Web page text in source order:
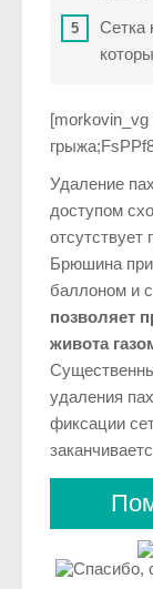
Сетка
Удаление
доступом
Брюшина
баллоном и
позволяет
живота
удаления
фиксации